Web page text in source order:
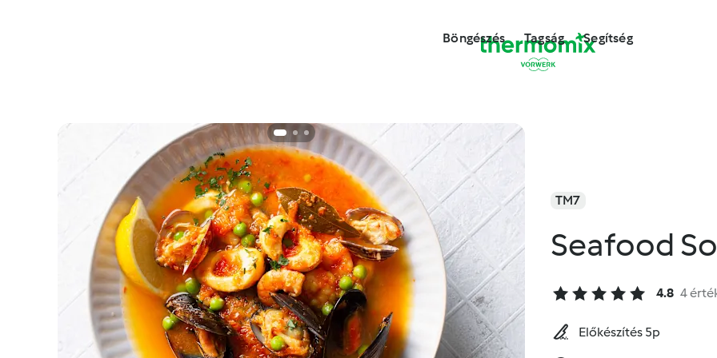
Böngészés Tagság Segítség
TM7
Seafood
4.8 4
Előkészítés 5p